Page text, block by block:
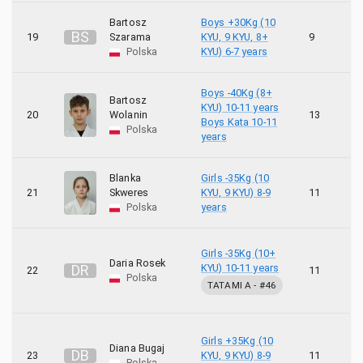
19 BS
Bartosz
Szarama
Polska
Boys +30Kg (10
KYU, 9 KYU, 8+
KYU) 6-7 years
9
20
Bartosz
Wolanin
Polska
Boys -40Kg (8+
KYU) 10-11 years
Boys Kata 10-11
years
13
21
Blanka
Skweres
Polska
Girls -35Kg (10
KYU, 9 KYU) 8-9
years
11
22 DR
Daria Rosek
Polska
Girls -35Kg (10+
KYU) 10-11 years
TATAMI A - #46
11
23 DB
Diana Bugaj
Girls +35Kg (10
KYU, 9 KYU) 8-9
11